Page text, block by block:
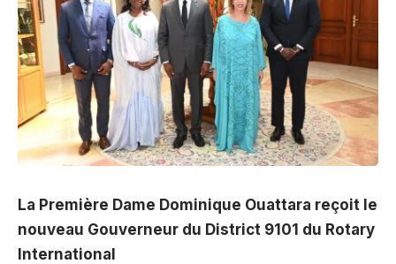
La Première Dame Dominique Ouattara reçoit le
nouveau Gouverneur du District 9101 du Rotary
International